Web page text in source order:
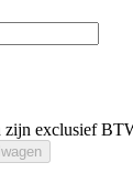
zijn exclusief